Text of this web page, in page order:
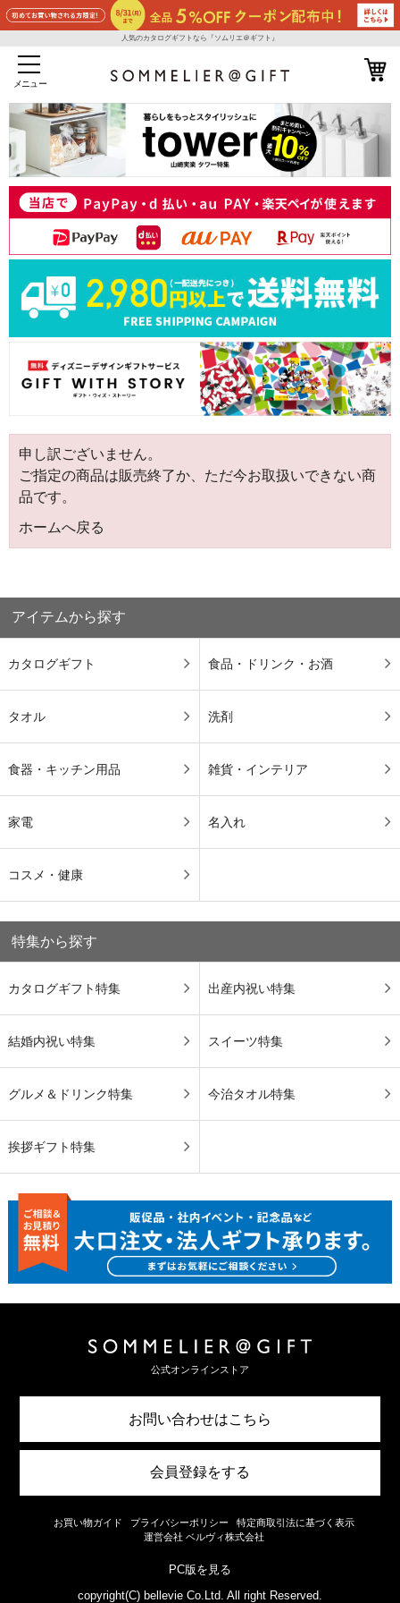
人気のカタログギフトなら『ソムリエ＠ギフト』
メニュー
申し訳ございません。
ご指定の商品は販売終了か、ただ今お取扱いできない商
品です。
ホームへ戻る
アイテムから探す
カタログギフト 食品・ドリンク・お酒
タオル 洗剤
食器・キッチン用品 雑貨・インテリア
家電 名入れ
コスメ・健康
特集から探す
カタログギフト特集 出産内祝い特集
結婚内祝い特集 スイーツ特集
グルメ＆ドリンク特集 今治タオル特集
挨拶ギフト特集
公式オンラインストア
お問い合わせはこちら
会員登録をする
お買い物ガイド プライバシーポリシー
特定商取引法に基づく表示
運営会社 ベルヴィ株式会社
PC版を見る
copyright(C) bellevie Co.Ltd. All right Reserved.